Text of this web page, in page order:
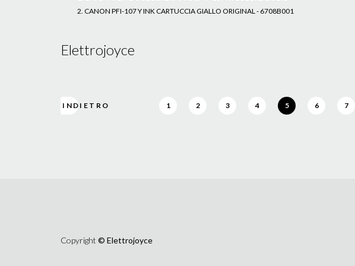
CANON PFI-107 Y INK CARTUCCIA GIALLO ORIGINAL - 6708B001
Elettrojoyce
INDIETRO 1 2 3 4 5 6 7
Copyright © Elettrojoyce